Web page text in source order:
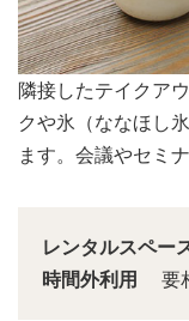
会議スペースは大
す。
レンタルスペー
時間外利用
要